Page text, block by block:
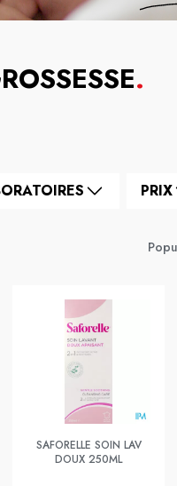
.
PRIX
SAFORELLE SOIN LAV
DOUX 250ML